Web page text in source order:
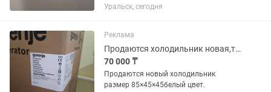
литр.Продаю,так как купили большой
ларь
Уральск, сегодня
Реклама
Продаются холодильник новая,торг есть,саудасы бар,накты алатын клиентке.
70 000 ₸
Продаются новый холодильник
размер 85×45×45белый цвет.